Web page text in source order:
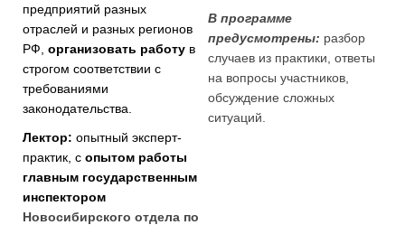
предприятий разных
отраслей и разных регионов
РФ, организовать работу в
строгом соответствии с
требованиями
законодательства.
Лектор: опытный эксперт-
практик, с опытом работы
главным государственным
инспектором
Новосибирского отдела по
В программе
предусмотрены: разбор
случаев из практики, ответы
на вопросы участников,
обсуждение сложных
ситуаций.